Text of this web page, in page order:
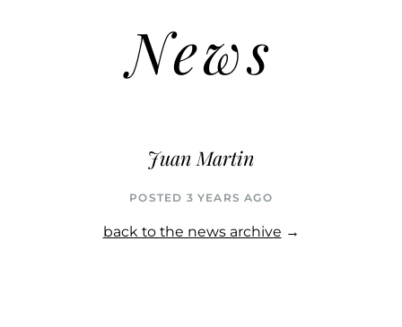
News
Juan Martin
POSTED 3 YEARS AGO
back to the news archive →